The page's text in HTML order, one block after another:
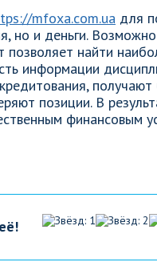
mfoxa.com.ua для
но и деньги.
найти
информации
позиции. В
финансовым